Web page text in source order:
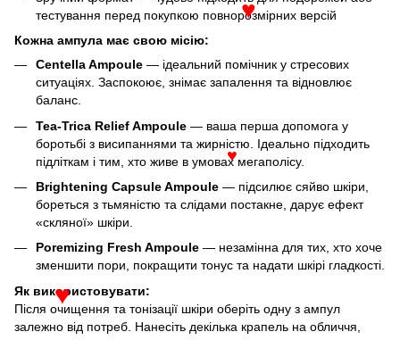
тестування перед покупкою повнорозмірних версій
Кожна ампула має свою місію:
Centella Ampoule — ідеальний помічник у стресових
ситуаціях. Заспокоює, знімає запалення та відновлює
баланс.
Tea-Trica Relief Ampoule — ваша перша допомога у
боротьбі з висипаннями та жирністю. Ідеально підходить
підліткам і тим, хто живе в умовах мегаполісу.
Brightening Capsule Ampoule — підсилює сяйво шкіри,
бореться з тьмяністю та слідами постакне, дарує ефект
«скляної» шкіри.
Poremizing Fresh Ampoule — незамінна для тих, хто хоче
зменшити пори, покращити тонус та надати шкірі гладкості.
Як використовувати:
Після очищення та тонізації шкіри оберіть одну з ампул
залежно від потреб. Нанесіть декілька крапель на обличчя,
♥
♥
♥